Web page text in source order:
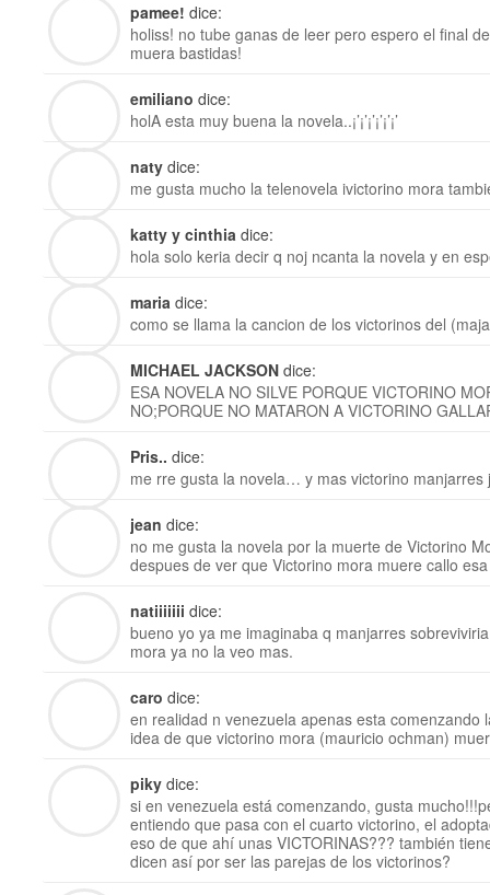
pamee! dice:
holiss! no tube ganas de leer pero espero el final
muera bastidas!
emiliano dice:
holA esta muy buena la novela..¡’¡’¡’¡’¡’¡’
naty dice:
me gusta mucho la telenovela ivictorino mora
katty y cinthia dice:
hola solo keria decir q noj ncanta la novela y en
maria dice:
como se llama la cancion de los victorinos del
MICHAEL JACKSON dice:
ESA NOVELA NO SILVE PORQUE VICTORINO
NO;PORQUE NO MATARON A VICTORINO
Pris.. dice:
me rre gusta la novela… y mas victorino manjarres
jean dice:
no me gusta la novela por la muerte de Victorino
despues de ver que Victorino mora muere callo
natiiiiiii dice:
bueno yo ya me imaginaba q manjarres
mora ya no la veo mas.
caro dice:
en realidad n venezuela apenas esta comenzando
idea de que victorino mora (mauricio ochman)
piky dice:
si en venezuela está comenzando, gusta
entiendo que pasa con el cuarto victorino, el
eso de que ahí unas VICTORINAS??? también
dicen así por ser las parejas de los victorinos?